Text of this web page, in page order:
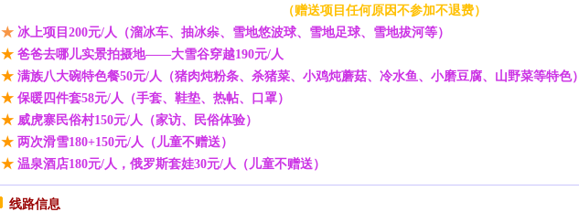
（赠送项目任何原因不参加不退费）
★ 冰上项目 200元/人（溜冰车、抽冰尜、雪地悠波球、雪地足球、雪地拔河等）
★ 爸爸去哪儿实景拍摄地——大雪谷穿越190元/人
★ 满族八大碗特色餐50元/人（猪肉炖粉条、杀猪菜、小鸡炖蘑菇、冷水鱼、小磨豆腐、山野菜等特色）
★ 保暖四件套58元/人（手套、鞋垫、热帖、口罩）
★ 威虎寨民俗村150元/人（家访、民俗体验）
★ 两次滑雪180+150元/人（儿童不赠送）
★ 温泉酒店180元/人，俄罗斯套娃30元/人（儿童不赠送）
线路信息